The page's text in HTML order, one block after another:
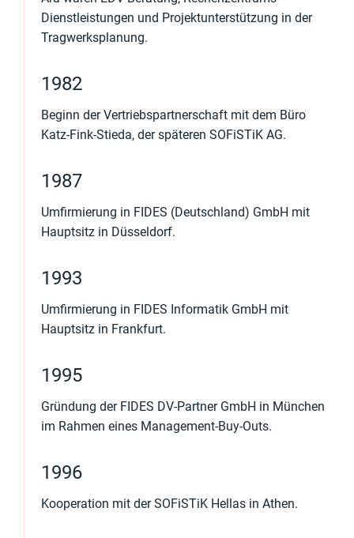
Dienstleistungen und Projektunterstützung in der
Tragwerksplanung.
1982
Beginn der Vertriebspartnerschaft mit dem Büro
Katz-Fink-Stieda, der späteren SOFiSTiK AG.
1987
Umfirmierung in FIDES (Deutschland) GmbH mit
Hauptsitz in Düsseldorf.
1993
Umfirmierung in FIDES Informatik GmbH mit
Hauptsitz in Frankfurt.
1995
Gründung der FIDES DV-Partner GmbH in München
im Rahmen eines Management-Buy-Outs.
1996
Kooperation mit der SOFiSTiK Hellas in Athen.